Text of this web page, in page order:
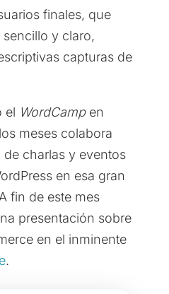
finales, que
y claro,
capturas de
el WordCampen
meses colabora
charlas y eventos
en esa gran
fin de este mes
presentación sobre
en el inminente
.